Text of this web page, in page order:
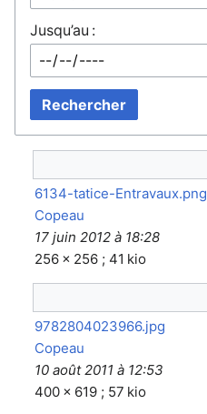
Jusqu’au :
Rechercher
6134-tatice-Entravaux.png
Copeau
17 juin 2012 à 18:28
256 × 256 ; 41 kio
9782804023966.jpg
Copeau
10 août 2011 à 12:53
400 × 619 ; 57 kio